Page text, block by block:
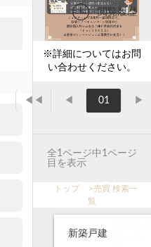
閲覧履歴
※詳細についてはお問
い合わせください。
◀◀ ◀ 01 ▶
全1ページ中1ページ
目を表示
トップ >売買 検索一
覧
新築戸建